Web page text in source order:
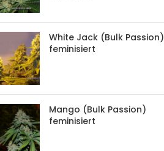
White Jack (Bulk Passion)
feminisiert
Mango (Bulk Passion)
feminisiert